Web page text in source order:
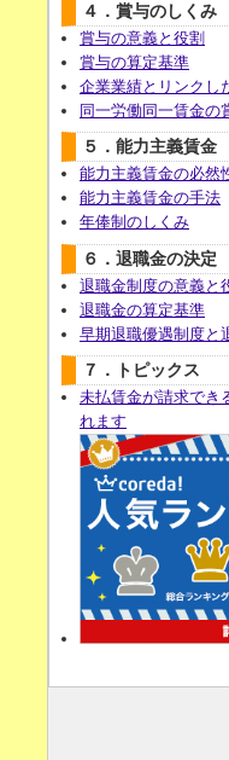
４．賞与のしくみ
賞与の意義と役割
賞与の算定基準
企業業績とリンクし
同一労働同一賃金の
５．能力主義賃金
能力主義賃金の必然
能力主義賃金の手法
年俸制のしくみ
６．退職金の決定
退職金制度の意義と
退職金の算定基準
早期退職優遇制度と
７．トピックス
未払賃金が請求でき
れます